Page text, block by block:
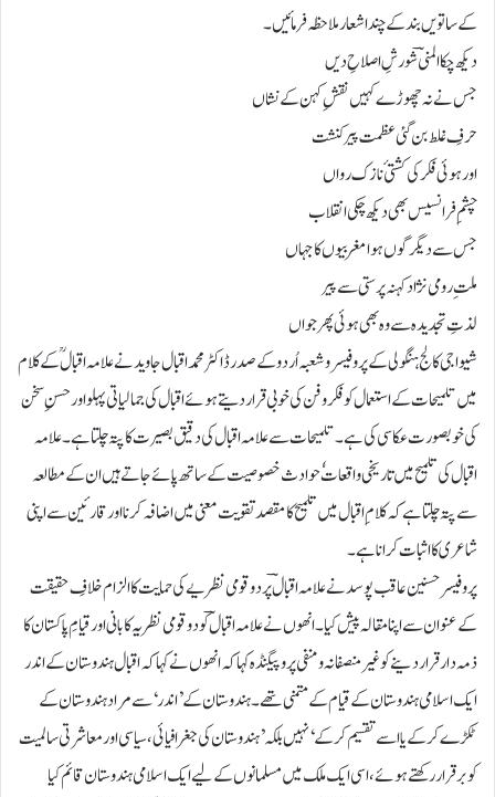
کے ساتویں بند کےچند اشعار ملاحظہ فرمائیں۔
دیکھ چکا المنیؔ شورشِ اصلاحِ دیں
جس نے نہ چھوڑے کہیں نقشِ کہن کے نشاں
حرفِ غلط بن گئی عظمت پیر کنشت
اور ہوئی فکر کی کشتیٔ نازک رواں
چشمِ فرانسیس بھی دیکھ چکی انقلاب
جس سے دیگر گوں ہوا مغربیوں کا جہاں
ملتِ رومی نژاد کہنہ پرستی سے پیر
لذتِ تجدیدہ سے وہ بھی ہوئی پھر جواں
شیواجی کالج ہنگولی کے پروفیسر وشعبہ اُردو کے صدر ڈاکٹر محمد اقبال جاوید نےعلامہ اقبالؒ کےکلام
میں تلمیحات کے استعمال کو فکر وفن کی خوبی قرار دیتے ہوئے اقبال کی جمالیاتی پہلو اور حسنِ سخن
کی خوبصورت عکاسی کی ہے ۔تلمیحات سے علامہ اقبال کی دقیق بصیرت کا پتہ چلتا ہے۔ علامہ
اقبال کی تلمیح میں تاریخی واقعاتٗ حوادث خصوصیت کے ساتھ پائے جاتے ہیں ان کے مطالعہ
سے پتہ چلتا ہے کہ کلام ِاقبال میں تلمیح کا مقصد تقویت معنی میں اضافہ کرنا اور قارئین سے اپنی
شاعری کااثبات کراناہے۔
پروفیسر حسنین عاقب پوسد نے علامہ اقبالؔ پردو قومی نظریے کی حمایت کا الزام خلافِ حقیقت
کے عنوان سےاپنا مقالہ پیش کیا ۔ انھوں نے علامہ اقبالؔ کو دو قومی نظریہ کا بانی اور قیامِ پاکستان کا
ذمہ دار قرار دینے کوغیر منصفانہ و منفی پروپیگنڈہ کہا کہ انھوں نے کہا کہ اقبال ہندوستان کے اندر
ایک اسلامی ہندوستان کے قیام کےمتمنی تھے ۔ ہندوستان کے ’اندر‘ سے مراد ہندوستان کے
ٹکڑے کرکے یا اسے تقسیم کر کے ‘ نہیں بلکہ’ ہندوستان کی جغرافیائی، سیاسی اور معاشرتی سالمیت
کو بر قرار رکھتے ہوئے، اسی ایک ملک میں مسلمانوں کے لیے ایک اسلامی ہندوستان قائم کیا